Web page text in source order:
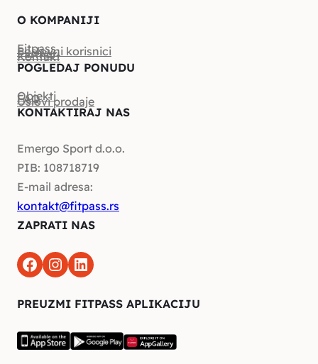
O KOMPANIJI
Fitpass
Poslovni korisnici
Partneri
Kontakt
POGLEDAJ PONUDU
Objekti
FAQ
Uslovi prodaje
KONTAKTIRAJ NAS
Emergo Sport d.o.o.
PIB: 108718719
E-mail adresa:
kontakt@fitpass.rs
ZAPRATI NAS
Facebook Instagram LinkedIn
PREUZMI FITPASS APLIKACIJU